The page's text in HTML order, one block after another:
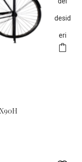
desid
eri